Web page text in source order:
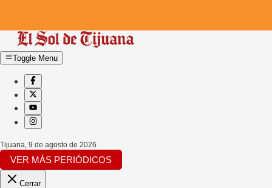
Toggle Menu
Tijuana 9 de agosto de 2026
VER MÁS PERIÓDICOS
Cerrar